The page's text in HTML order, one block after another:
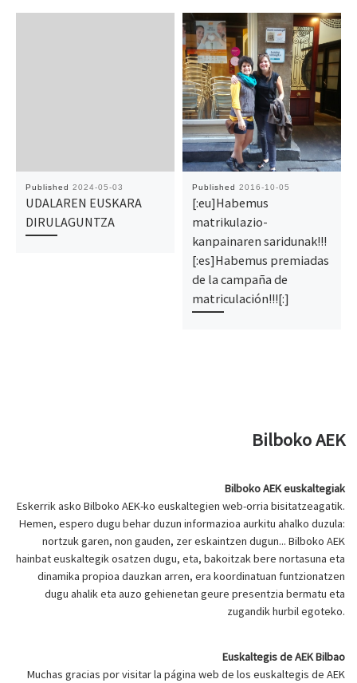
Published 2024-05-03
UDALAREN EUSKARA
DIRULAGUNTZA
Published 2016-10-05
[:eu]Habemus
matrikulazio-
kanpainaren saridunak!!!
[:es]Habemus premiadas
de la campaña de
matriculación!!![:]
Bilboko AEK
Bilboko AEK euskaltegiak
Eskerrik asko Bilboko AEK-ko euskaltegien web-orria bisitatzeagatik.
Hemen, espero dugu behar duzun informazioa aurkitu ahalko duzula:
nortzuk garen, non gauden, zer eskaintzen dugun... Bilboko AEK
hainbat euskaltegik osatzen dugu, eta, bakoitzak bere nortasuna eta
dinamika propioa dauzkan arren, era koordinatuan funtzionatzen
dugu ahalik eta auzo gehienetan geure presentzia bermatu eta
zugandik hurbil egoteko.
Euskaltegis de AEK Bilbao
Muchas gracias por visitar la página web de los euskaltegis de AEK